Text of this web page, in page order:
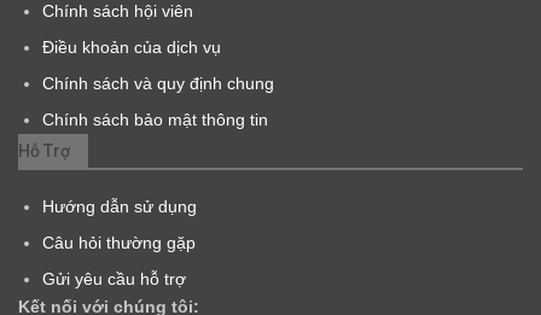
Chính sách hội viên
Điều khoản của dịch vụ
Chính sách và quy định chung
Chính sách bảo mật thông tin
Hỗ Trợ
Hướng dẫn sử dụng
Câu hỏi thường gặp
Gửi yêu cầu hỗ trợ
Kết nối với chúng tôi: